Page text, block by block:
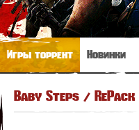
Игры торрент Новинки
Baby Steps / RePack